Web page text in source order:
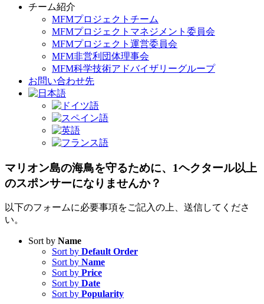
チーム紹介
MFMプロジェクトチーム
MFMプロジェクトマネジメント委員会
MFMプロジェクト運営委員会
MFM非営利団体理事会
MFM科学技術アドバイザリーグループ
お問い合わせ先
マリオン島の海鳥を守るために、1ヘクタール以上
のスポンサーになりませんか？
以下のフォームに必要事項をご記入の上、送信してくださ
い。
Sort by Name
Sort by Default Order
Sort by Name
Sort by Price
Sort by Date
Sort by Popularity